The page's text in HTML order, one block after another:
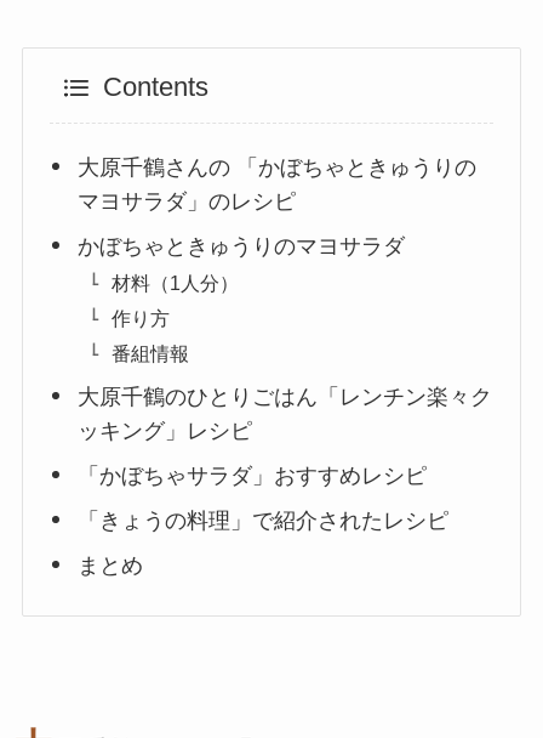
Contents
大原千鶴さんの 「かぼちゃときゅうりの
マヨサラダ」のレシピ
かぼちゃときゅうりのマヨサラダ
材料（1人分）
作り方
番組情報
大原千鶴のひとりごはん「レンチン楽々ク
ッキング」レシピ
「かぼちゃサラダ」おすすめレシピ
「きょうの料理」で紹介されたレシピ
まとめ